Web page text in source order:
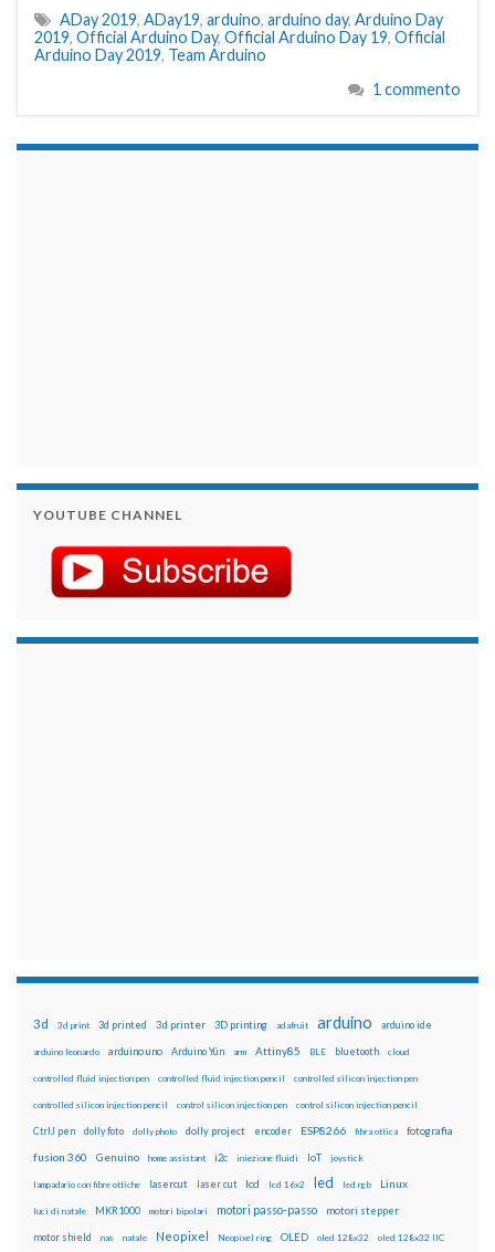
ADay 2019, ADay19, arduino, arduino day, Arduino Day
2019, Official Arduino Day, Official Arduino Day 19, Official
Arduino Day 2019, Team Arduino
1 commento
YOUTUBE CHANNEL
3d 3d print 3d printed 3d printer 3D printing adafruit arduino arduino ide
arduino leonardo arduino uno Arduino Yún arm Attiny85 BLE bluetooth cloud
controlled fluid injection pen controlled fluid injection pencil controlled silicon injection pen
controlled silicon injection pencil control silicon injection pen control silicon injection pencil
CtrlJ pen dolly foto dolly photo dolly project encoder ESP8266 fibra ottica fotografia
fusion 360 Genuino home assistant i2c iniezione fluidi IoT joystick
lampadario con fibre ottiche lasercut laser cut lcd lcd 16x2 led led rgb Linux
luci di natale MKR1000 motori bipolari motori passo-passo motori stepper
motor shield nas natale Neopixel Neopixel ring OLED oled 128x32 oled 128x32 IIC